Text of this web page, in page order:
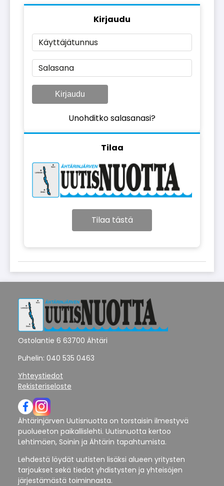
Kirjaudu
Käyttäjätunnus
Salasana
Kirjaudu
Unohditko salasanasi?
Tilaa
Tilaa tästä
Ostolantie 6 63700 Ähtäri
Puhelin: 040 535 0463
Yhteystiedot
Rekisteriseloste
Ähtärinjärven Uutisnuotta on torstaisin ilmestyvä
puolueeton paikallislehti. Uutisnuotta kertoo
Lehtimäen, Soinin ja Ähtärin tapahtumista.
Lehdestä löydät uutisten lisäksi alueen yritysten
tarjoukset sekä tiedot yhdistysten ja yhteisöjen
järjestämästä toiminnasta.